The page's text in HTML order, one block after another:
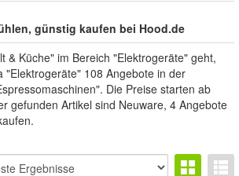
günstig kaufen bei Hood.de
& Küche" im Bereich "Elektrogeräte" geht,
"Elektrogeräte" 108 Angebote in der
Die Preise starten ab
gefunden Artikel sind Neuware, 4 Angebote